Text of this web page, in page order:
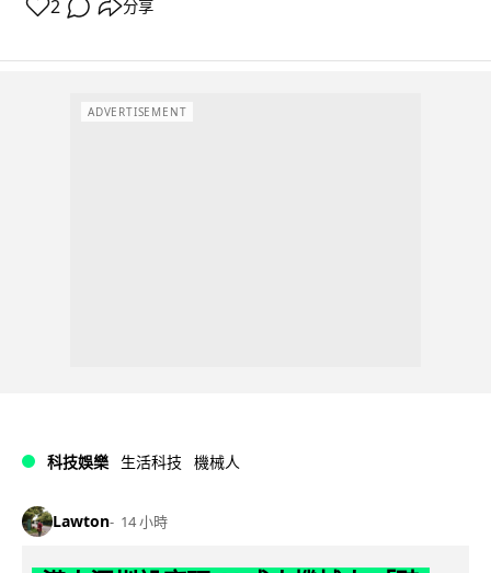
2 分享
ADVERTISEMENT
科技娛樂 生活科技 機械人
Lawton 14 小時